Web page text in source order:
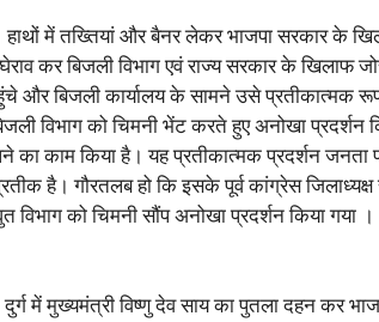
में तख्तियां और बैनर लेकर भाजपा सरकार के
कर बिजली विभाग एवं राज्य सरकार के खिलाफ
और बिजली कार्यालय के सामने उसे
विभाग को चिमनी भेंट करते हुए अनोखा
काम किया है। यह प्रतीकात्मक प्रदर्शन जनता पर
है। गौरतलब हो कि इसके पूर्व कांग्रेस जिलाध्यक्ष
को चिमनी सौंप अनोखा प्रदर्शन किया गया ।
मुख्यमंत्री विष्णु देव साय का पुतला दहन कर